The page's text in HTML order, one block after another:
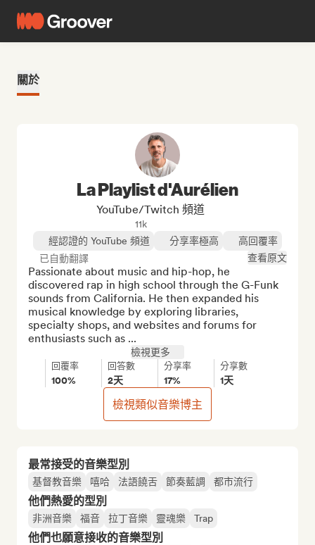
關於
最常接受的音樂型別
基督教音樂 嘻哈 法語饒舌 節奏藍調 都市流行
他們熱愛的型別
非洲音樂 福音 拉丁音樂 靈魂樂 Trap
他們也願意接收的音樂型別
La Playlist d'Aurélien
YouTube/Twitch 頻道
11k
經認證的 YouTube 頻道
分享率極高
高回覆率
已自動翻譯
查看原文
Passionate about music and hip-hop, he
discovered rap in high school through the G-Funk
sounds from California. He then expanded his
musical knowledge by exploring libraries,
specialty shops, and websites and forums for
enthusiasts such as ...
檢視更多
回覆率
100%
回答數
2天
分享率
17%
分享數
1天
檢視類似音樂博主